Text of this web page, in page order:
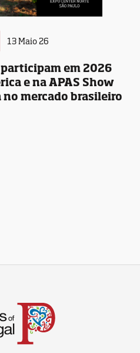
13 Maio 26
em 2026
e na APAS Show
mercado brasileiro